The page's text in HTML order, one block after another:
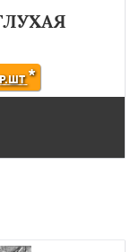
Р.ШТ*